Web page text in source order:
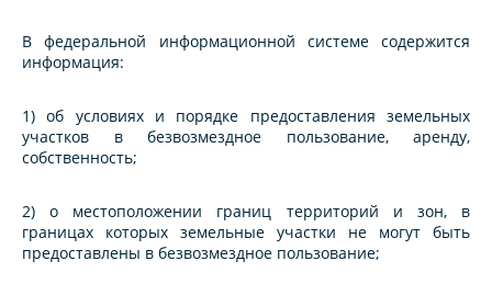
В федеральной информационной системе содержится
информация:
1) об условиях и порядке предоставления земельных
участков в безвозмездное пользование, аренду,
собственность;
2) о местоположении границ территорий и зон, в
границах которых земельные участки не могут быть
предоставлены в безвозмездное пользование;